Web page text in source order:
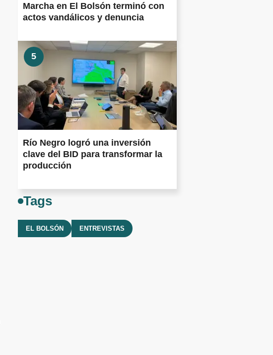
Marcha en El Bolsón terminó con
actos vandálicos y denuncia
5
Río Negro logró una inversión
clave del BID para transformar la
producción
Tags
EL BOLSÓN ENTREVISTAS